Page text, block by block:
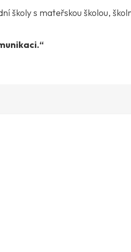
školy s mateřskou školou,